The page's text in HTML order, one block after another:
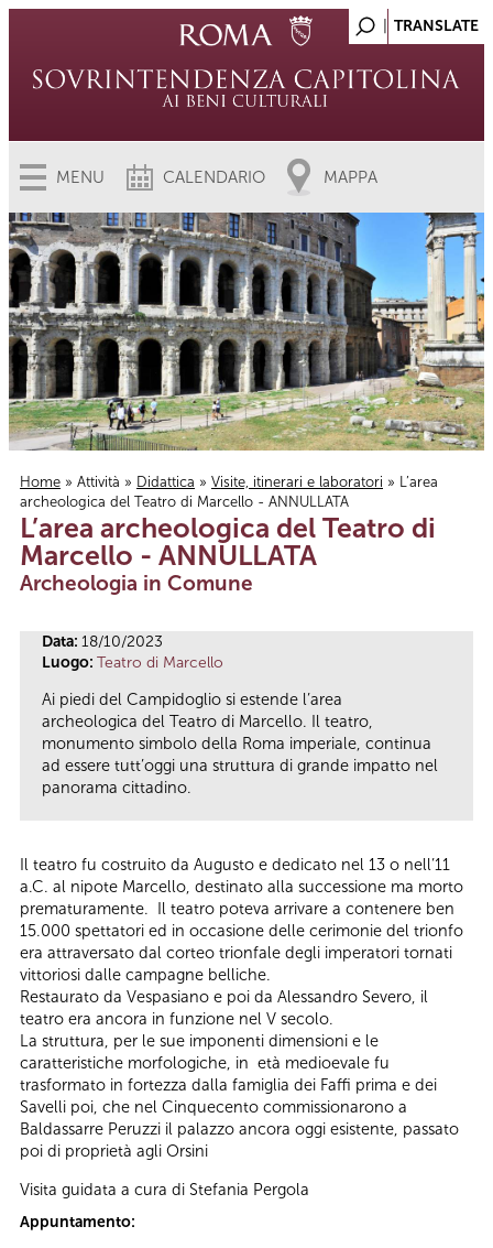
MENU CALENDARIO MAPPA
Tu sei qui
Home » Attività » Didattica » Visite, itinerari e laboratori » L’area
archeologica del Teatro di Marcello - ANNULLATA
L’area archeologica del Teatro di
Marcello - ANNULLATA
Archeologia in Comune
Data: 18/10/2023
Luogo: Teatro di Marcello
Ai piedi del Campidoglio si estende l’area
archeologica del Teatro di Marcello. Il teatro,
monumento simbolo della Roma imperiale, continua
ad essere tutt’oggi una struttura di grande impatto nel
panorama cittadino.
Il teatro fu costruito da Augusto e dedicato nel 13 o nell’11
a.C. al nipote Marcello, destinato alla successione ma morto
prematuramente. Il teatro poteva arrivare a contenere ben
15.000 spettatori ed in occasione delle cerimonie del trionfo
era attraversato dal corteo trionfale degli imperatori tornati
vittoriosi dalle campagne belliche.
Restaurato da Vespasiano e poi da Alessandro Severo, il
teatro era ancora in funzione nel V secolo.
La struttura, per le sue imponenti dimensioni e le
caratteristiche morfologiche, in età medioevale fu
trasformato in fortezza dalla famiglia dei Faffi prima e dei
Savelli poi, che nel Cinquecento commissionarono a
Baldassarre Peruzzi il palazzo ancora oggi esistente, passato
poi di proprietà agli Orsini
Visita guidata a cura di Stefania Pergola
Appuntamento: